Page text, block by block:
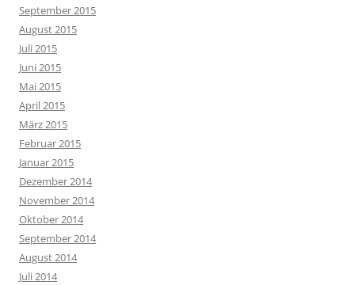
September 2015
August 2015
Juli 2015
Juni 2015
Mai 2015
April 2015
März 2015
Februar 2015
Januar 2015
Dezember 2014
November 2014
Oktober 2014
September 2014
August 2014
Juli 2014